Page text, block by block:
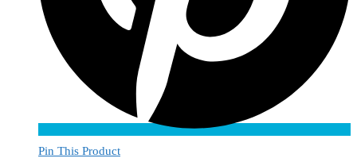
Pin This Product